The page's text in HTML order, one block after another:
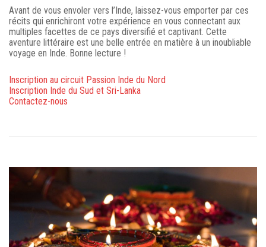
Avant de vous envoler vers l’Inde, laissez-vous emporter par ces
récits qui enrichiront votre expérience en vous connectant aux
multiples facettes de ce pays diversifié et captivant. Cette
aventure littéraire est une belle entrée en matière à un inoubliable
voyage en Inde. Bonne lecture !
Inscription au circuit Passion Inde du Nord
Inscription Inde du Sud et Sri-Lanka
Contactez-nous